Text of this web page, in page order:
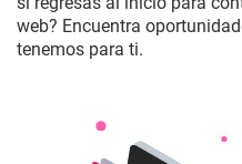
web? Encuentra
tenemos para ti.